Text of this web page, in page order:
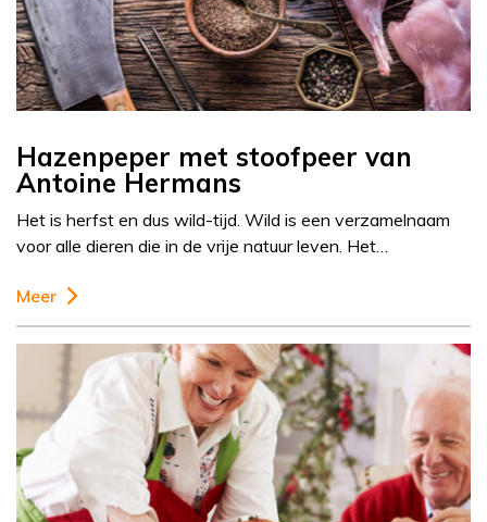
Hazenpeper met stoofpeer van
Antoine Hermans
Het is herfst en dus wild-tijd. Wild is een verzamelnaam
voor alle dieren die in de vrije natuur leven. Het…
Meer